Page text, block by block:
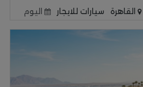
القاهرة سيارات للايجار اليوم